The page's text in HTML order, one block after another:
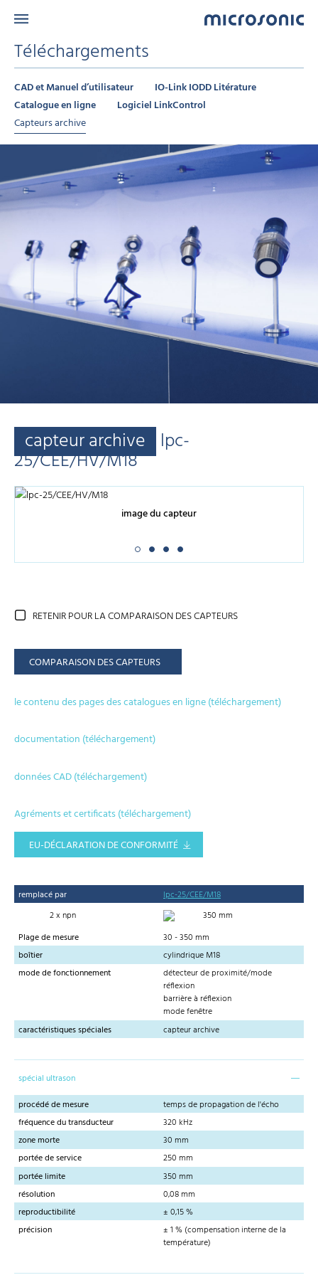
Téléchargements
CAD et Manuel d’utilisateur
IO-Link IODD Litérature
Catalogue en ligne
Logiciel LinkControl
Capteurs archive
capteur archive lpc-
25/CEE/HV/M18
image du capteur
RETENIR POUR LA COMPARAISON DES CAPTEURS
COMPARAISON DES CAPTEURS
le contenu des pages des catalogues en ligne (téléchargement)
documentation (téléchargement)
données CAD (téléchargement)
Agréments et certificats (téléchargement)
EU-DÉCLARATION DE CONFORMITÉ
remplacé par
lpc-25/CEE/M18
2 x npn
350 mm
Plage de mesure
30 - 350 mm
boîtier
cylindrique M18
mode de fonctionnement
détecteur de proximité/mode
réflexion
barrière à réflexion
mode fenêtre
caractéristiques spéciales
capteur archive
spécial ultrason
procédé de mesure
temps de propagation de l'écho
fréquence du transducteur
320 kHz
zone morte
30 mm
portée de service
250 mm
portée limite
350 mm
résolution
0,08 mm
reproductibilité
± 0,15 %
précision
± 1 % (compensation interne de la
température)